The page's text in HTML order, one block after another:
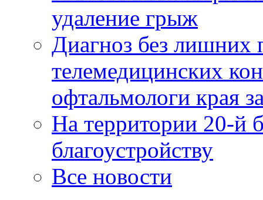
удаление грыж
Диагноз без лишних
телемедицинских
офтальмологи края
На территории 20-й
благоустройству
Все новости